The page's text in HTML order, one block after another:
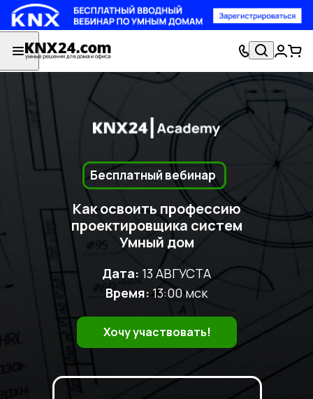
Как освоить профессию
проектировщика систем
Умный дом
Время:13:00 мск
Дата: 13 АВГУСТА
Хочу участвовать!
Бесплатный вебинар